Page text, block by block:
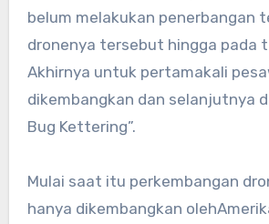
belum melakukan penerbangan
dronenya tersebut hingga pada
Akhirnya untuk pertamakali
dikembangkan dan selanjutnya
Bug Kettering”.
Mulai saat itu perkembangan
hanya dikembangkan